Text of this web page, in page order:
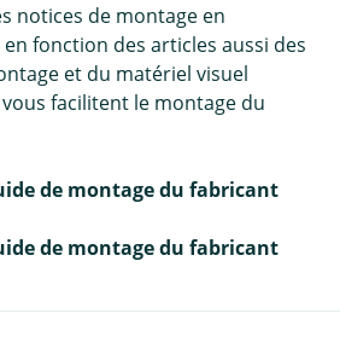
notices de montage en
fonction des articles aussi des
et du matériel visuel
facilitent le montage du
de montage du fabricant
de montage du fabricant